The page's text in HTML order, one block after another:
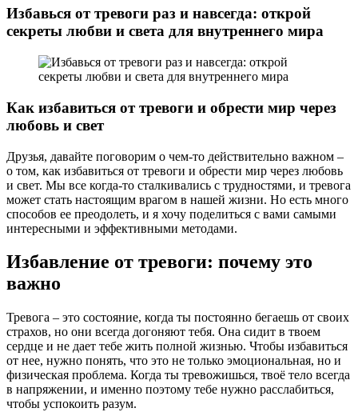
Избавься от тревоги раз и навсегда: открой
секреты любви и света для внутреннего мира
Как избавиться от тревоги и обрести мир через
любовь и свет
Друзья, давайте поговорим о чем-то действительно важном –
о том, как избавиться от тревоги и обрести мир через любовь
и свет. Мы все когда-то сталкивались с трудностями, и тревога
может стать настоящим врагом в нашей жизни. Но есть много
способов ее преодолеть, и я хочу поделиться с вами самыми
интересными и эффективными методами.
Избавление от тревоги: почему это
важно
Тревога – это состояние, когда ты постоянно бегаешь от своих
страхов, но они всегда догоняют тебя. Она сидит в твоем
сердце и не дает тебе жить полной жизнью. Чтобы избавиться
от нее, нужно понять, что это не только эмоциональная, но и
физическая проблема. Когда ты тревожишься, твоё тело всегда
в напряжении, и именно поэтому тебе нужно расслабиться,
чтобы успокоить разум.